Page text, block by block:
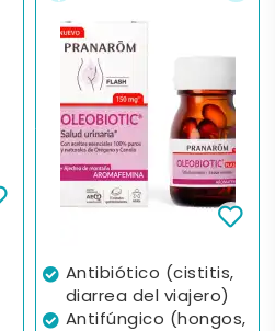
Antibiótico (cistitis,
diarrea del viajero)
Antifúngico (hongos,